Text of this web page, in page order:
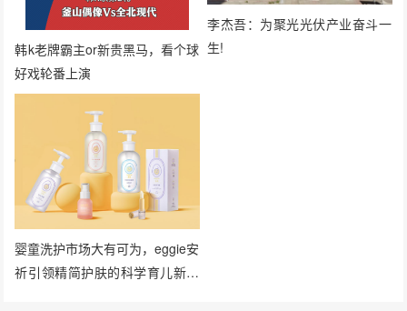
韩k老牌霸主or新贵黑马，看个球
好戏轮番上演
李杰吾：为聚光光伏产业奋斗一
生!
婴童洗护市场大有可为，eggie安
祈引领精简护肤的科学育儿新风